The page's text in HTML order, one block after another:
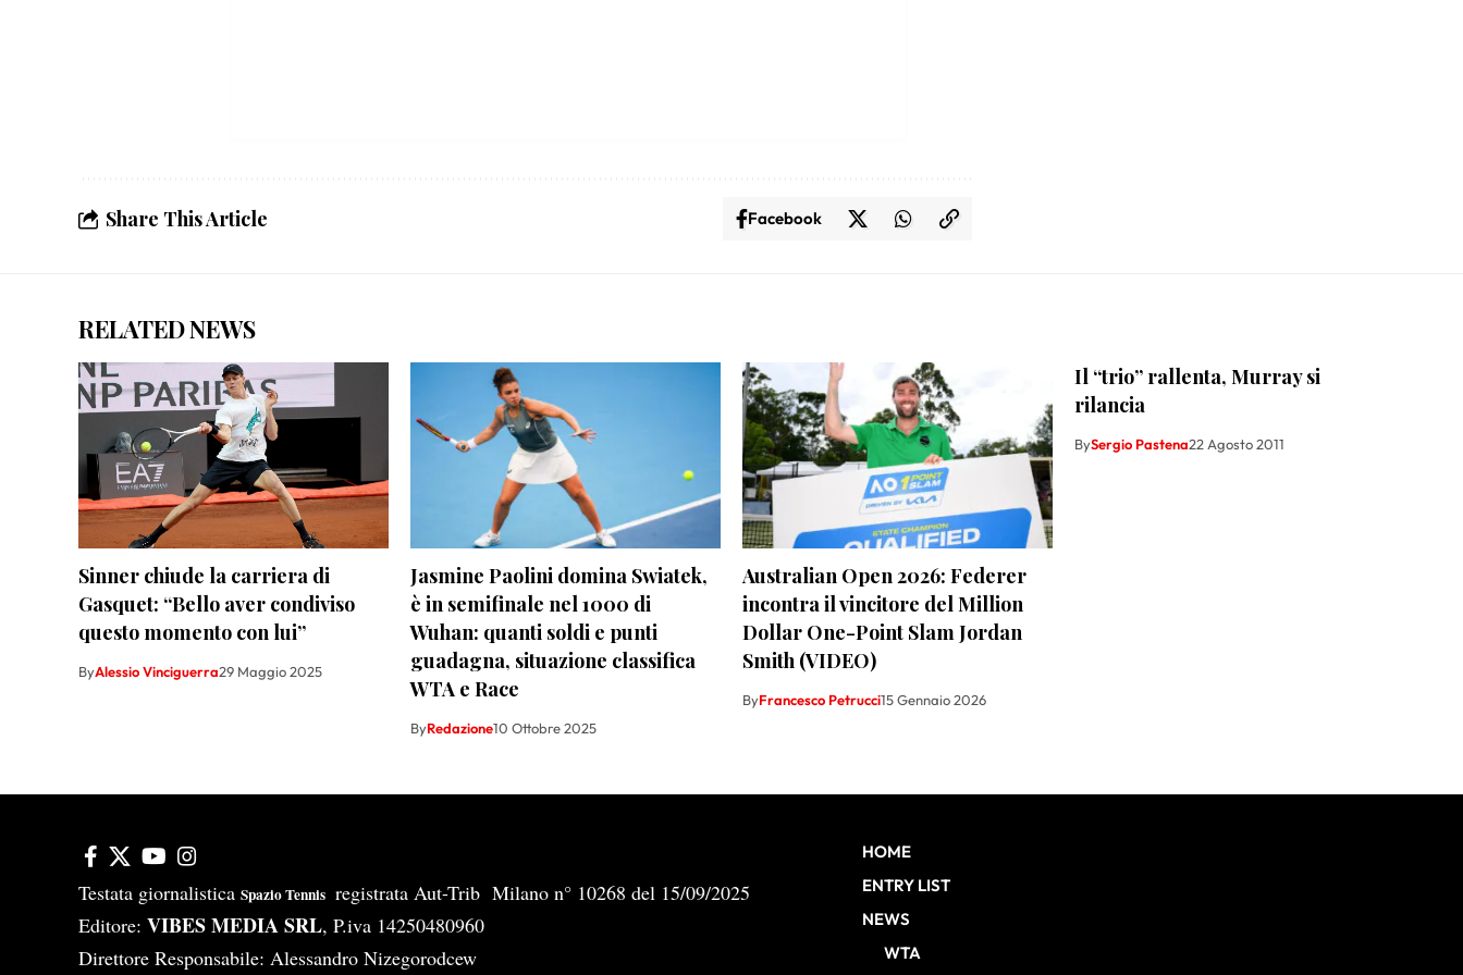
Share This Article Facebook
RELATED NEWS
Sinner chiude la carriera di
Gasquet: “Bello aver condiviso
questo momento con lui”
ByAlessio Vinciguerra29 Maggio 2025
Jasmine Paolini domina Swiatek,
è in semifinale nel 1000 di
Wuhan: quanti soldi e punti
guadagna, situazione classifica
WTA e Race
ByRedazione10 Ottobre 2025
Australian Open 2026: Federer
incontra il vincitore del Million
Dollar One-Point Slam Jordan
Smith (VIDEO)
ByFrancesco Petrucci15 Gennaio 2026
Il “trio” rallenta, Murray si
rilancia
BySergio Pastena22 Agosto 2011
Testata giornalistica Spazio Tennis registrata Aut-Trib Milano n° 10268 del 15/09/2025
Editore: VIBES MEDIA SRL, P.iva 14250480960
Direttore Responsabile: Alessandro Nizegorodcew
HOME
ENTRY LIST
NEWS
WTA